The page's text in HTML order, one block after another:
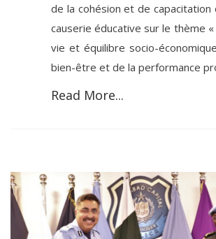
de la cohésion et de capacitation
causerie éducative sur le thème
vie et équilibre socio-
bien-être et de la performance
Read More...